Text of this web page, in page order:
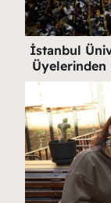
İstanbul